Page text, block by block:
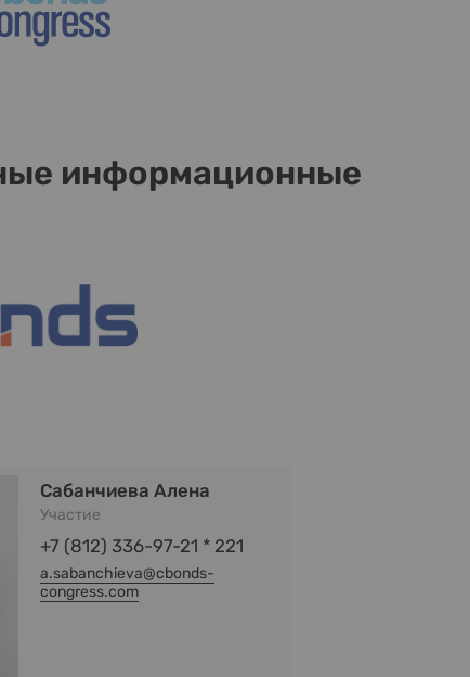
информационные
Сабанчиева Алена
Участие
+7 (812) 336-97-21 * 221
a.sabanchieva@cbonds-
congress.com